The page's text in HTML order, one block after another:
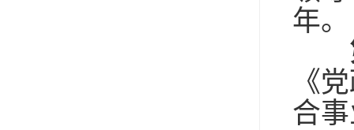
年。
《
合